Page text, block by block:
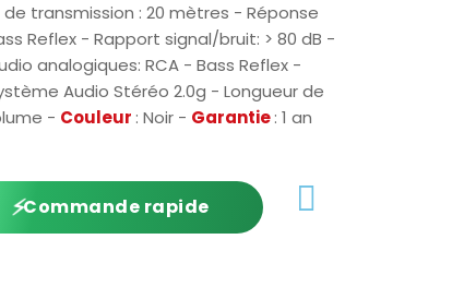
transmission : 20 mètres - Réponse
Reflex - Rapport signal/bruit: > 80 dB -
analogiques: RCA - Bass Reflex -
Audio Stéréo 2.0g - Longueur de
- Couleur : Noir - Garantie: 1 an
⚡Commande rapide